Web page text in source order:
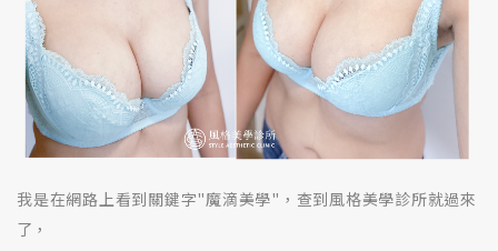
我是在網路上看到關鍵字"魔滴美學"，查到風格美學診所就過來
了，